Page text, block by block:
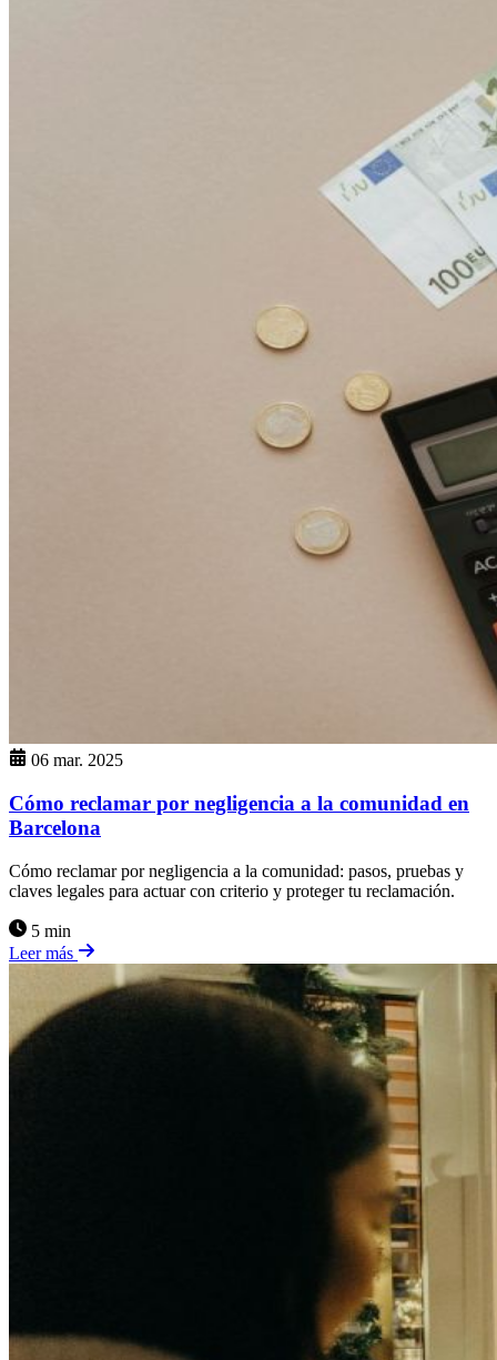
06 mar. 2025
Cómo reclamar por negligencia a la comunidad en
Barcelona
Cómo reclamar por negligencia a la comunidad: pasos, pruebas y
claves legales para actuar con criterio y proteger tu reclamación.
5 min
Leer más